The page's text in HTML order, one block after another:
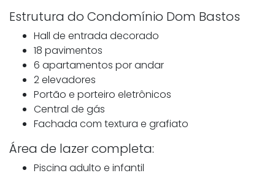
Estrutura do Condomínio Dom Bastos
Hall de entrada decorado
18 pavimentos
6 apartamentos por andar
2 elevadores
Portão e porteiro eletrônicos
Central de gás
Fachada com textura e grafiato
Área de lazer completa:
Piscina adulto e infantil